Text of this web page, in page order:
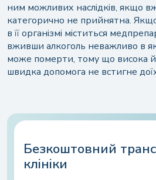
ним можливих наслідків, якщо
категорично не прийнятна.
в її організмі міститься
вживши алкоголь неважливо в
може померти, тому що висока
швидка допомога не встигне
Безкоштовний
клініки